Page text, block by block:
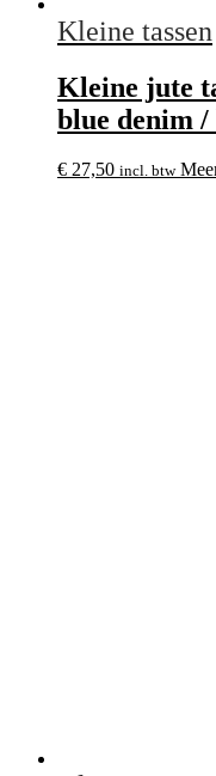
Kleine tassen
Kleine jute
blue denim
€ 27,50 incl. btw